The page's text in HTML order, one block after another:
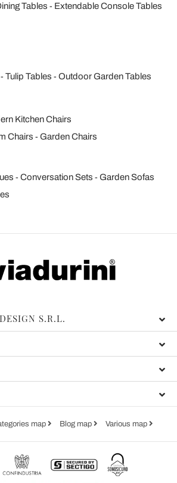
Tables
Extendable Console Tables
Tulip Tables Outdoor Garden Tables
Kitchen Chairs
Chairs
Garden Chairs
Conversation Sets
Garden Sofas
S.R.L.
map Blog map Various map